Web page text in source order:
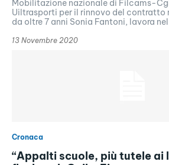
Mobilitazione nazionale di Filcams-
Uiltrasporti per il rinnovo del contratto
da oltre 7 anni Sonia Fantoni,
13 Novembre 2020
Cronaca
“Appalti scuole, più tutele ai